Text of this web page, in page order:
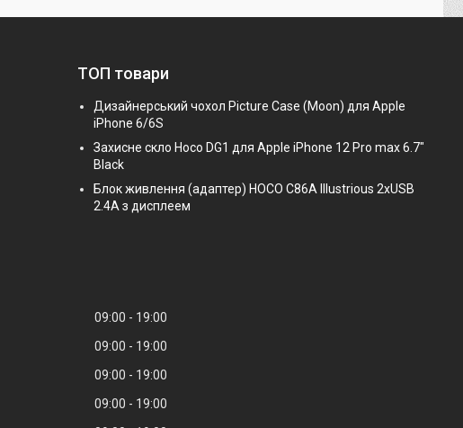
ТОП товари
Дизайнерський чохол Picture Case (Moon) для Apple
iPhone 6/6S
Захисне скло Hoco DG1 для Apple iPhone 12 Pro max 6.7"
Black
Блок живлення (адаптер) HOCO C86A Illustrious 2xUSB
2.4A з дисплеем
09:00
19:00
09:00
19:00
09:00
19:00
09:00
19:00